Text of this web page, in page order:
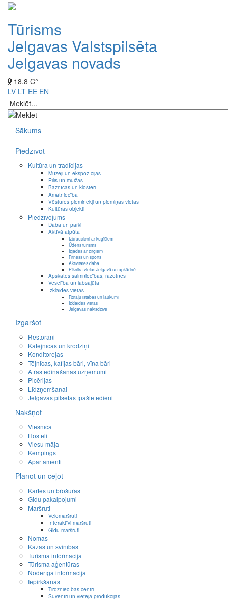
Tūrisms
Jelgavas Valstspilsēta
Jelgavas novads
18.8 C°
LV LT EE EN
Sākums
Piedzīvot
Kultūra un tradīcijas
Muzeji un ekspozīcijas
Pilis un muižas
Baznīcas un klosteri
Amatniecība
Vēstures pieminekļi un piemiņas vietas
Kultūras objekti
Piedzīvojums
Daba un parki
Aktīvā atpūta
Izbraucieni ar kuģīšiem
Ūdens tūrisms
Izjādes ar zirgiem
Fitness un sports
Aktivitātes dabā
Piknika vietas Jelgavā un apkārtnē
Apskates saimniecības, ražotnes
Veselība un labsajūta
Izklaides vietas
Rotaļu istabas un laukumi
Izklaides vietas
Jelgavas naktsdzīve
Izgaršot
Restorāni
Kafejnīcas un krodziņi
Konditorejas
Tējnīcas, kafijas bāri, vīna bāri
Ātrās ēdināšanas uzņēmumi
Picērijas
Līdzņemšanai
Jelgavas pilsētas īpašie ēdieni
Nakšņot
Viesnīca
Hosteļi
Viesu māja
Kempings
Apartamenti
Plānot un ceļot
Kartes un brošūras
Gidu pakalpojumi
Maršruti
Velomaršruti
Interaktīvi maršruti
Gidu maršruti
Nomas
Kāzas un svinības
Tūrisma informācija
Tūrisma aģentūras
Noderīga informācija
Iepirkšanās
Tirdzniecības centri
Suvenīri un vietējā produkcijas